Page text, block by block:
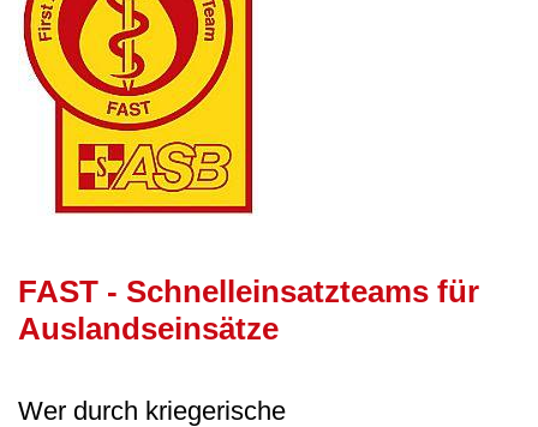
FAST - Schnelleinsatzteams für
Auslandseinsätze
Wer durch kriegerische